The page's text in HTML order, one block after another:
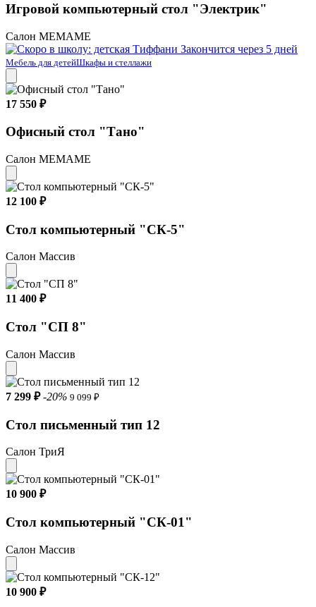
Игровой компьютерный стол "Электрик"
Салон МЕМАМЕ
Закончится через 5 дней
Мебель для детейШкафы и стеллажи
17 550 ₽
Офисный стол "Тано"
Салон МЕМАМЕ
12 100 ₽
Стол компьютерный "СК-5"
Салон Массив
11 400 ₽
Стол "СП 8"
Салон Массив
7 299 ₽ -20% 9 099 ₽
Стол письменный тип 12
Салон ТриЯ
10 900 ₽
Стол компьютерный "СК-01"
Салон Массив
10 900 ₽